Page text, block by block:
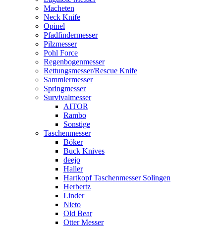
Macheten
Neck Knife
Opinel
Pfadfindermesser
Pilzmesser
Pohl Force
Regenbogenmesser
Rettungsmesser/Rescue Knife
Sammlermesser
Springmesser
Survivalmesser
AITOR
Rambo
Sonstige
Taschenmesser
Böker
Buck Knives
deejo
Haller
Hartkopf Taschenmesser Solingen
Herbertz
Linder
Nieto
Old Bear
Otter Messer